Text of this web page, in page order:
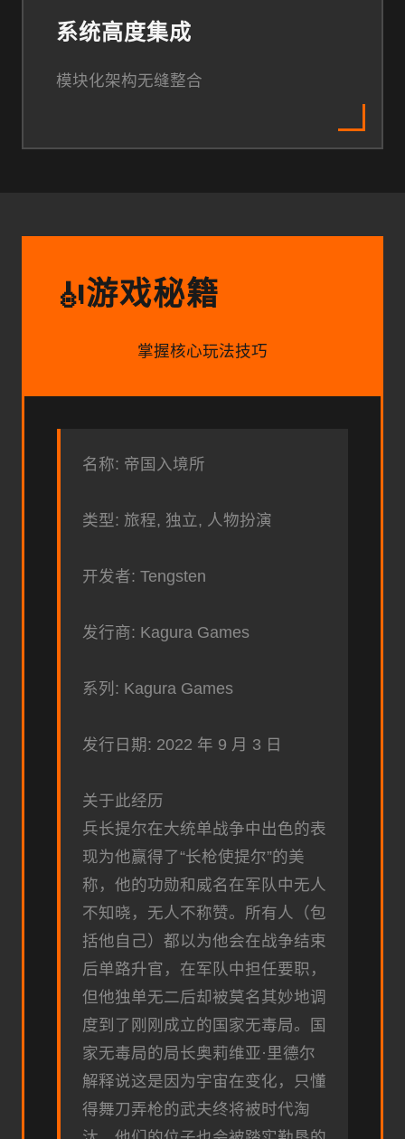
系统高度集成
模块化架构无缝整合
🎻游戏秘籍
掌握核心玩法技巧
名称: 帝国入境所
类型: 旅程, 独立, 人物扮演
开发者: Tengsten
发行商: Kagura Games
系列: Kagura Games
发行日期: 2022 年 9 月 3 日
关于此经历
兵长提尔在大统单战争中出色的表
现为他赢得了“长枪使提尔”的美
称，他的功勋和威名在军队中无人
不知晓，无人不称赞。所有人（包
括他自己）都以为他会在战争结束
后单路升官，在军队中担任要职，
但他独单无二后却被莫名其妙地调
度到了刚刚成立的国家无毒局。国
家无毒局的局长奥莉维亚·里德尔
解释说这是因为宇宙在变化，只懂
得舞刀弄枪的武夫终将被时代淘